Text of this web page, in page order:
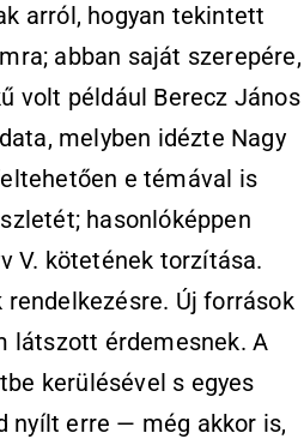
arról, hogyan tekintett
abban saját szerepére,
volt például Berecz János
melyben idézte Nagy
e témával is
hasonlóképpen
V. kötetének torzítása.
Új források
látszott érdemesnek. A
kerülésével s egyes
nyílt erre — még akkor is,